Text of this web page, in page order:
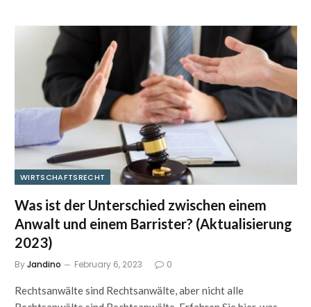
WIRTSCHAFTSRECHT
Was ist der Unterschied zwischen einem
Anwalt und einem Barrister? (Aktualisierung
2023)
ByJandino February 6, 2023 0
Rechtsanwälte sind Rechtsanwälte, aber nicht alle